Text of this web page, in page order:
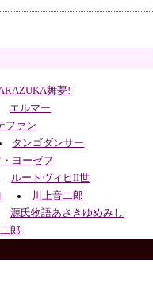
舞夢!
エルマー
ファン
タンゴダンサー
ヨーゼフ
ルートヴィヒII世
川上音二郎
源氏物語あさきゆめみし
郎